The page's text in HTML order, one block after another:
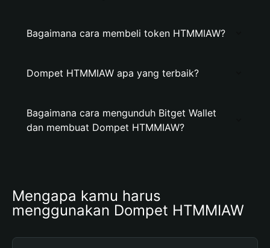
Bagaimana cara membeli token HTMMIAW?
Dompet HTMMIAW apa yang terbaik?
Bagaimana cara mengunduh Bitget Wallet
dan membuat Dompet HTMMIAW?
Mengapa kamu harus
menggunakan Dompet HTMMIAW